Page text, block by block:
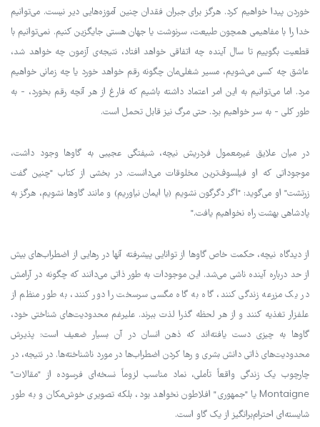
خوردن پیدا خواهیم کرد. هرگز برای جبران فقدان چنین آموزه‌هایی دیر نیست. می‌توانیم
خدا را با مفاهیمی همچون طبیعت، سرنوشت یا جهان هستی جایگزین کنیم. نمی‌توانیم با
قطعیت بگوییم تا سال آینده چه اتفاقی خواهد افتاد، نتیجه‌ی آزمون چه خواهد شد،
عاشق چه کسی می‌شویم، مسیر شغلی‌مان چگونه رقم خواهد خورد یا چه زمانی خواهیم
مرد. اما می‌توانیم به این امر اعتماد داشته باشیم که فارغ از هر آنچه رقم بخورد، - به
طور کلی - به سر خواهیم برد. حتی مرگ نیز قابل تحمل است.
در میان علایق غیرمعمول فردریش نیچه، شیفتگی عجیبی به گاوها وجود داشت،
موجوداتی که او فیلسوف‌ترین مخلوقات می‌دانست. در بخشی از کتاب "چنین گفت
زرتشت" او می‌گوید: "اگر دگرگون نشویم (یا ایمان نیاوریم) و مانند گاوها نشویم، هرگز به
پادشاهی بهشت راه نخواهیم یافت."
از دیدگاه نیچه، حکمت خاص گاوها از توانایی پیشرفته آنها در رهایی از اضطراب‌های بیش
از حد درباره آینده ناشی می‌شد. این موجودات به طور ذاتی می‌دانند که چگونه در آرامش
در یک مزرعه زندگی کنند، گاه به گاه مگسی سرسخت را دور کنند، به طور منظم از
علفزار تغذیه کنند و از هر لحظه گذرا لذت ببرند. علیرغم محدودیت‌های شناختی خود،
گاوها به چیزی دست یافته‌اند که ذهن انسان در آن بسیار ضعیف است: پذیرش
محدودیت‌های ذاتی دانش بشری و رها کردن اضطراب‌ها در مورد ناشناخته‌ها. در نتیجه، در
چارچوب یک زندگی واقعاً تأملی، نماد مناسب لزوماً نسخه‌ای فرسوده از "مقالات"
Montaigne یا "جمهوری" افلاطون نخواهد بود، بلکه تصویری خوش‌مکان و به ‌طور
شایسته‌ای احترام‌برانگیز از یک گاو است.